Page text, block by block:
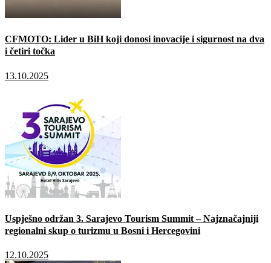
CFMOTO: Lider u BiH koji donosi inovacije i sigurnost na dva
i četiri točka
13.10.2025
Uspješno održan 3. Sarajevo Tourism Summit – Najznačajniji
regionalni skup o turizmu u Bosni i Hercegovini
12.10.2025